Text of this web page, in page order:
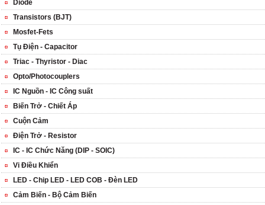
Diode
Transistors (BJT)
Mosfet-Fets
Tụ Điện - Capacitor
Triac - Thyristor - Diac
Opto/Photocouplers
IC Nguồn - IC Công suất
Biến Trở - Chiết Áp
Cuộn Cảm
Điện Trở - Resistor
IC - IC Chức Năng (DIP - SOIC)
Vi Điều Khiển
LED - Chip LED - LED COB - Đèn LED
Cảm Biến - Bộ Cảm Biến